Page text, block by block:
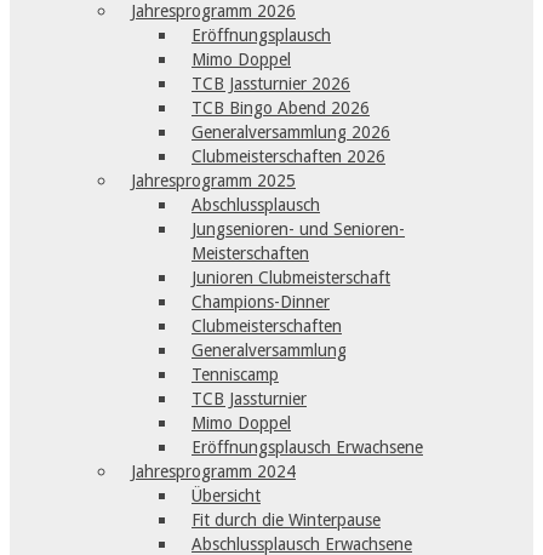
Jahresprogramm 2026
Eröffnungsplausch
Mimo Doppel
TCB Jassturnier 2026
TCB Bingo Abend 2026
Generalversammlung 2026
Clubmeisterschaften 2026
Jahresprogramm 2025
Abschlussplausch
Jungsenioren- und Senioren-
Meisterschaften
Junioren Clubmeisterschaft
Champions-Dinner
Clubmeisterschaften
Generalversammlung
Tenniscamp
TCB Jassturnier
Mimo Doppel
Eröffnungsplausch Erwachsene
Jahresprogramm 2024
Übersicht
Fit durch die Winterpause
Abschlussplausch Erwachsene